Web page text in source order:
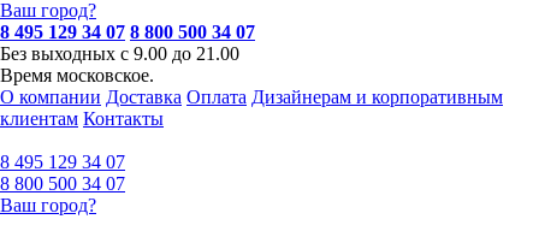
Ваш город?
8 495 129 34 07 8 800 500 34 07
Без выходных с 9.00 до 21.00
Время московское.
О компании Доставка Оплата Дизайнерам и корпоративным
клиентам Контакты
8 495 129 34 07
8 800 500 34 07
Ваш город?